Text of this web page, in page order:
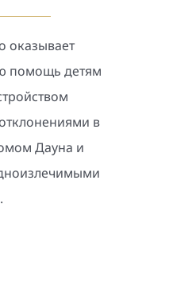
оказывает
помощь детям
в
Дауна и